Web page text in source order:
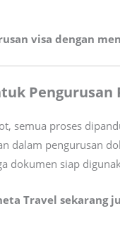
visa dengan
Pengurusan
semua proses
dalam pengurusan
dokumen siap
Travel sekarang